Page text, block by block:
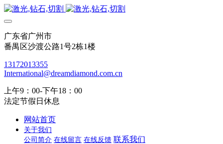
广东省广州市
番禺区沙渡公路1号2栋1楼
13172013355
International@dreamdiamond.com.cn
上午9：00-下午18：00
法定节假日休息
网站首页
关于我们
公司简介 在线留言 在线反馈 联系我们